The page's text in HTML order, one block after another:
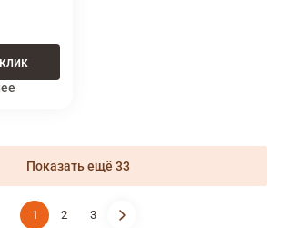
Показать ещё 33
1 2 3